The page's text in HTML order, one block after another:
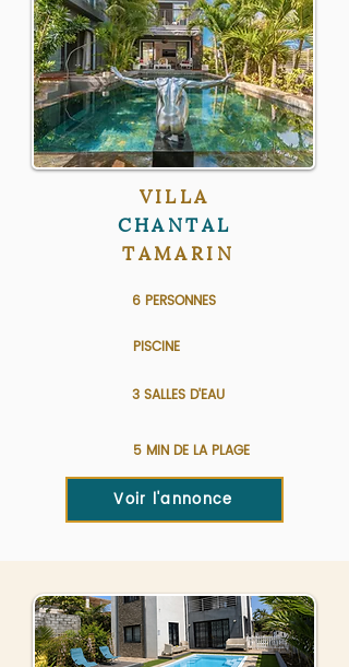
VILLA
CHANTAL
TAMARIN
6 PERSONNES
PISCINE
3 SALLES D'EAU
5 MIN DE LA PLAGE
Voir l'annonce